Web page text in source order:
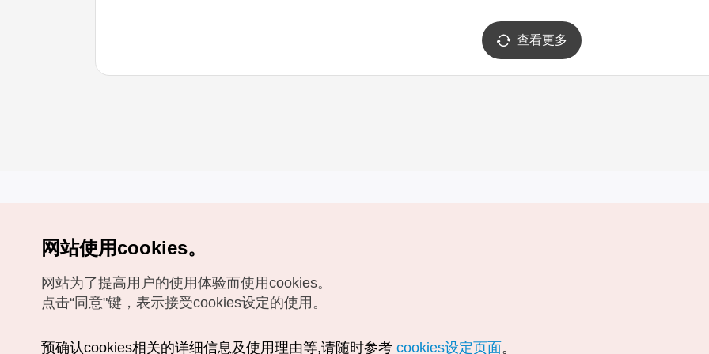
查看更多
数字图书 / 电子书
如有相关疑问或建议，欢迎来信。VISITKOREA官方邮箱
chnsim@knto.or.kr
网站使用cookies。
网站为了提高用户的使用体验而使用cookies。
点击“同意"键，表示接受cookies设定的使用。
预确认cookies相关的详细信息及使用理由等,请随时参考 cookies设定页面。